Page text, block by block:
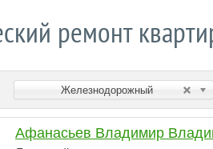
ремонт
Железнодорожный
Афанасьев Владимир